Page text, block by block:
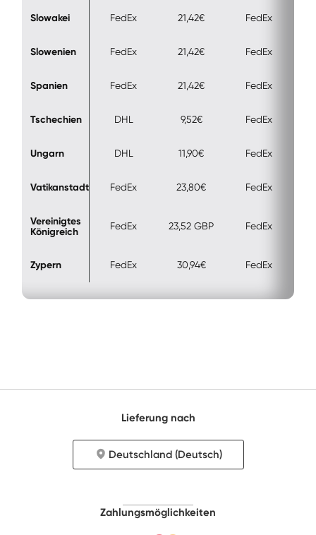
Slowakei FedEx 21,42€ FedEx
Slowenien FedEx 21,42€ FedEx
Spanien FedEx 21,42€ FedEx
Tschechien DHL 9,52€ FedEx
Ungarn DHL 11,90€ FedEx
Vatikanstadt FedEx 23,80€ FedEx
Vereinigtes
Königreich
FedEx 23,52 GBP FedEx
Zypern FedEx 30,94€ FedEx
Lieferung nach
Deutschland (Deutsch)
Zahlungsmöglichkeiten